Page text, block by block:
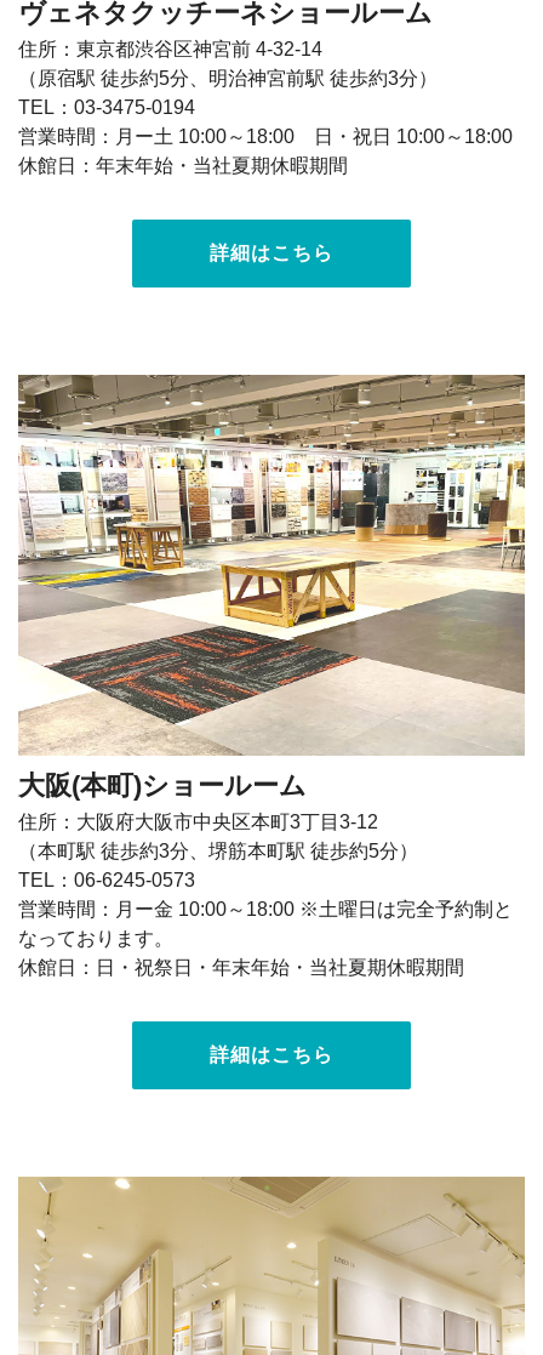
ヴェネタクッチーネショールーム
住所：東京都渋谷区神宮前 4-32-14
（原宿駅 徒歩約5分、明治神宮前駅 徒歩約3分）
TEL：03-3475-0194
営業時間：月ー土 10:00～18:00 日・祝日 10:00～18:00
休館日：年末年始・当社夏期休暇期間
詳細はこちら
大阪(本町)ショールーム
住所：大阪府大阪市中央区本町3丁目3-12
（本町駅 徒歩約3分、堺筋本町駅 徒歩約5分）
TEL：06-6245-0573
営業時間：月ー金 10:00～18:00 ※土曜日は完全予約制と
なっております。
休館日：日・祝祭日・年末年始・当社夏期休暇期間
詳細はこちら